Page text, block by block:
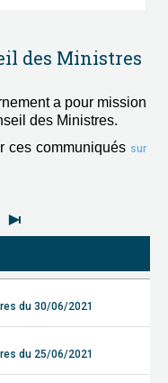
des Ministres
a pour mission
des Ministres.
ces communiqués sur
du 30/06/2021
du 25/06/2021